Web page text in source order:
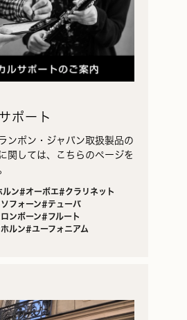
ポート
ンポン・ジャパン取扱製品の
関しては、こちらのページを
ルン#オーボエ#クラリネット
フォーン#テューバ
ンボーン#フルート
ルン#ユーフォニアム